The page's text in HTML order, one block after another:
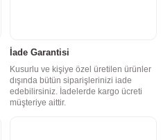
İade Garantisi
Kusurlu ve kişiye özel üretilen ürünler
dışında bütün siparişlerinizi iade
edebilirsiniz. İadelerde kargo ücreti
müşteriye aittir.